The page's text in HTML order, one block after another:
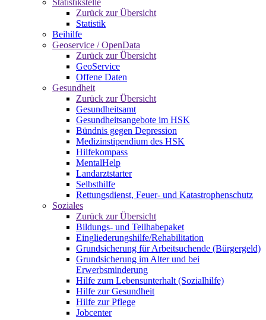
Zurück zur Übersicht
Statistik
Beihilfe
Geoservice / OpenData
Zurück zur Übersicht
GeoService
Offene Daten
Gesundheit
Zurück zur Übersicht
Gesundheitsamt
Gesundheitsangebote im HSK
Bündnis gegen Depression
Medizinstipendium des HSK
Hilfekompass
MentalHelp
Landarztstarter
Selbsthilfe
Rettungsdienst, Feuer- und Katastrophenschutz
Soziales
Zurück zur Übersicht
Bildungs- und Teilhabepaket
Eingliederungshilfe/Rehabilitation
Grundsicherung für Arbeitsuchende (Bürgergeld)
Grundsicherung im Alter und bei
Erwerbsminderung
Hilfe zum Lebensunterhalt (Sozialhilfe)
Hilfe zur Gesundheit
Hilfe zur Pflege
Jobcenter